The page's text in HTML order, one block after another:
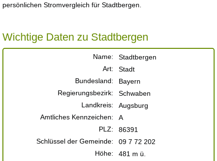
persönlichen Stromvergleich für Stadtbergen.
Wichtige Daten zu Stadtbergen
Name:
Stadtbergen
Art:
Stadt
Bundesland:
Bayern
Regierungsbezirk:
Schwaben
Landkreis:
Augsburg
Amtliches Kennzeichen:
A
PLZ:
86391
Schlüssel der Gemeinde:
09 7 72 202
Höhe:
481 m ü.